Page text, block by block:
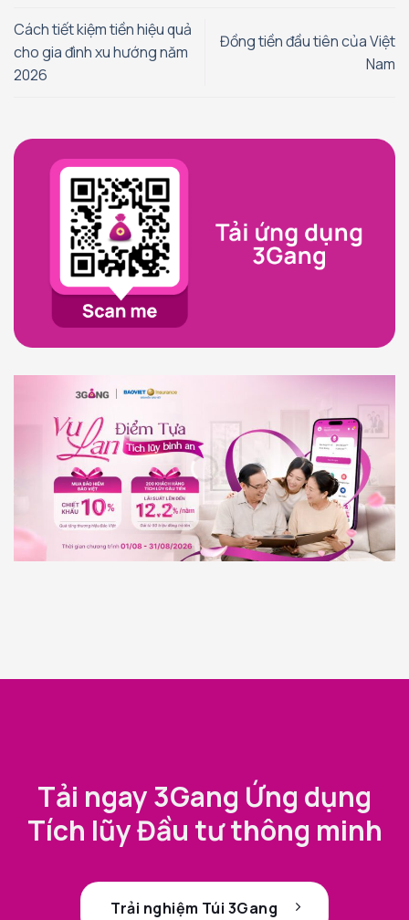
Cách tiết kiệm tiền hiệu quả
cho gia đình xu hướng năm
2026
Đồng tiền đầu tiên của Việt
Nam
Tải ngay 3Gang Ứng dụng
Tích lũy Đầu tư thông minh
Trải nghiệm Túi 3Gang